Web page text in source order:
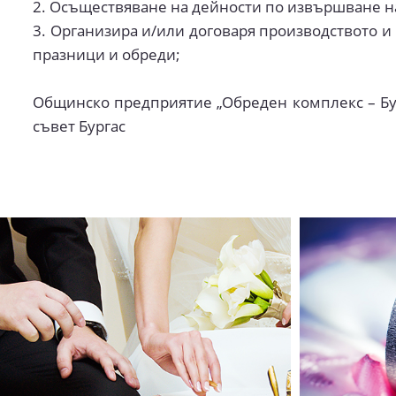
2. Осъществяване на дейности по извършване
3. Организира и/или договаря производството
празници и обреди;
Общинско предприятие „Обреден комплекс –
съвет Бургас